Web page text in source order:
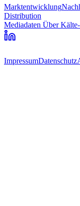
Marktentwicklung
Distribution
Mediadaten Über
ImpressumDatenschutz